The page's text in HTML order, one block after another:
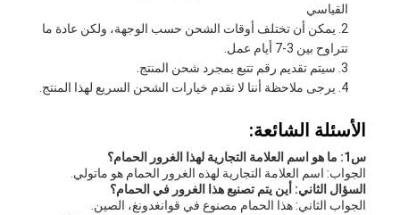
القياسي
يمكن أن تختلف أوقات الشحن حسب الوجهة، ولكن عادة ما
تتراوح بين 3-7 أيام عمل.
سيتم تقديم رقم تتبع بمجرد شحن المنتج.
يرجى ملاحظة أننا لا نقدم خيارات الشحن السريع لهذا المنتج.
الأسئلة الشائعة:
س1: ما هو اسم العلامة التجارية لهذا الغرور الحمام؟
الجواب: اسم العلامة التجارية لهذه الغرور الحمام هو ماتولي.
السؤال الثاني: أين يتم تصنيع هذا الغرور في الحمام؟
الجواب الثاني: هذا الحمام مصنوع في قوانغدونغ، الصين.